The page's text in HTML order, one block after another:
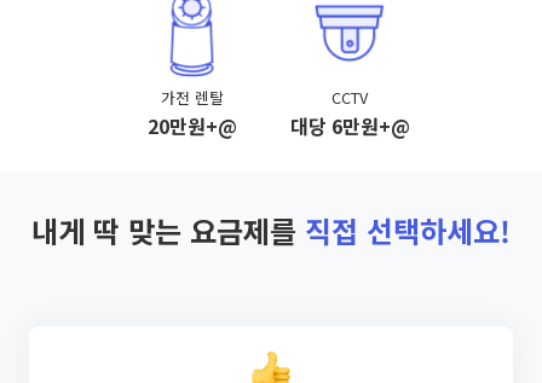
가전 렌탈
20만원+@
CCTV
대당 6만원+@
내게 딱 맞는 요금제를 직접 선택하세요!